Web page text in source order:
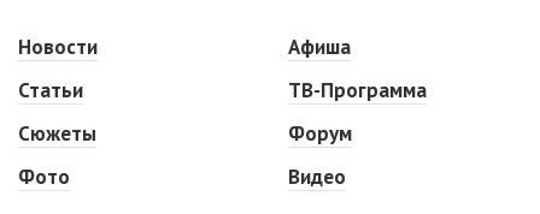
Новости
Статьи
Сюжеты
Фото
Афиша
ТВ-Программа
Форум
Видео